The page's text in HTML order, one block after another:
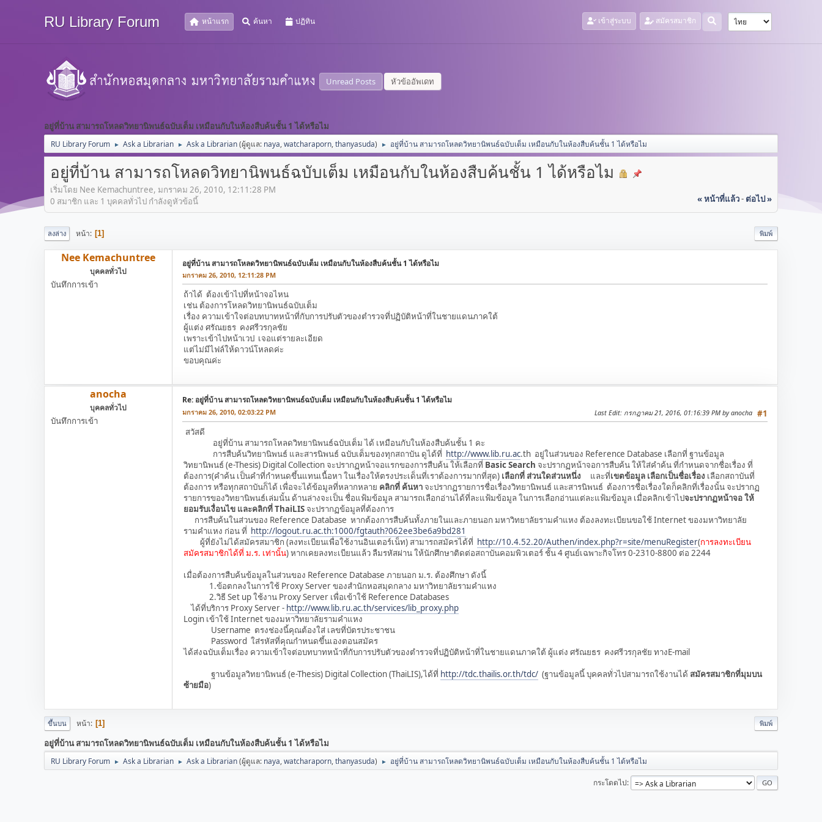
RU Library Forum หน้าแรก ค้นหา ปฏิทิน เข้าสู่ระบบ สมัครสมาชิก
Unread Posts หัวข้ออัพเดท
อยู่ที่บ้าน สามารถโหลดวิทยานิพนธ์ฉบับเต็ม เหมือนกับในห้องสืบค้นชั้น 1 ได้หรือไม
RU Library Forum ► Ask a Librarian ► Ask a Librarian(ผู้ดูแล: naya,watcharaporn,thanyasuda) ► อยู่ที่บ้าน สามารถโหลดวิทยานิพนธ์ฉบับเต็ม เหมือนกับในห้องสืบค้นชั้น 1 ได้หรือไม
อยู่ที่บ้าน สามารถโหลดวิทยานิพนธ์ฉบับเต็ม เหมือนกับในห้องสืบค้นชั้น 1 ได้หรือไม
เริ่มโดย Nee Kemachuntree, มกราคม 26, 2010, 12:11:28 PM
« หน้าที่แล้ว- ต่อไป »
0 สมาชิก และ 1 บุคคลทั่วไป กำลังดูหัวข้อนี้
พิมพ์
ลงล่าง หน้า 1
Nee Kemachuntree
บุคคลทั่วไป
บันทึกการเข้า
อยู่ที่บ้าน สามารถโหลดวิทยานิพนธ์ฉบับเต็ม เหมือนกับในห้องสืบค้นชั้น 1 ได้หรือไม
มกราคม 26, 2010, 12:11:28 PM
ถ้าได้ ต้องเข้าไปที่หน้าจอไหน
เช่น ต้องการโหลดวิทยานิพนธ์ฉบับเต็ม
เรื่อง ความเข้าใจต่อบทบาทหน้าที่กับการปรับตัวของตำรวจที่ปฏิบัติหน้าที่ในชายแดนภาคใต้
ผู้แต่ง ศรัณยธร คงศรีวรกุลชัย
เพราะเข้าไปหน้าเวป เจอแต่รายละเอียด
แต่ไม่มีไฟล์ให้ดาวน์โหลดค่ะ
ขอบคุณค่ะ
anocha
บุคคลทั่วไป
บันทึกการเข้า
Re: อยู่ที่บ้าน สามารถโหลดวิทยานิพนธ์ฉบับเต็ม เหมือนกับในห้องสืบค้นชั้น 1 ได้หรือไม
#1
มกราคม 26, 2010, 02:03:22 PM Last Edit: กรกฎาคม 21, 2016, 01:16:39 PM by anocha
สวัสดี
อยู่ที่บ้าน สามารถโหลดวิทยานิพนธ์ฉบับเต็ม ได้ เหมือนกับในห้องสืบค้นชั้น 1 คะ
การสืบค้นวิทยานิพนธ์ และสารนิพนธ์ ฉบับเต็มของทุกสถาบัน ดูได้ที่ http://www.lib.ru.ac.th อยู่ในส่วนของ Reference Database เลือกที่ ฐานข้อมูล
วิทยานิพนธ์ (e-Thesis) Digital Collection จะปรากฏหน้าจอแรกของการสืบค้น ให้เลือกที่ Basic Search จะปรากฏหน้าจอการสืบค้น ให้ใส่คำค้น ที่กำหนดจากชื่อเรื่อง ที่
ต้องการ(คำค้น เป็นคำที่กำหนดขึ้นแทนเนื้อหา ในเรื่องให้ตรงประเด็นที่เราต้องการมากที่สุด) เลือกที่ ส่วนใดส่วนหนึ่ง และที่เขตข้อมูล เลือกเป็นชื่อเรื่อง เลือกสถาบันที่
ต้องการ หรือทุกสถาบันก็ได้ เพื่อจะได้ข้อมูลที่หลากหลาย คลิกที่ ค้นหา จะปรากฏรายการชื่อเรื่องวิทยานิพนธ์ และสารนิพนธ์ ต้องการชื่อเรื่องใดก็คลิกที่เรื่องนั้น จะปรากฏ
รายการของวิทยานิพนธ์เล่มนั้น ด้านล่างจะเป็น ชื่อแฟ้มข้อมูล สามารถเลือกอ่านได้ที่ละแฟ้มข้อมูล ในการเลือกอ่านแต่ละแฟ้มข้อมูล เมื่อคลิกเข้าไปจะปรากฏหน้าจอ ให้
ยอมรับเงื่อนไข และคลิกที่ ThaiLIS จะปรากฏข้อมูลที่ต้องการ
การสืบค้นในส่วนของ Reference Database หากต้องการสืบค้นทั้งภายในและภายนอก มหาวิทยาลัยรามคำแหง ต้องลงทะเบียนขอใช้ Internet ของมหาวิทยาลัย
รามคำแหง ก่อน ที่ http://logout.ru.ac.th:1000/fgtauth?062ee3be6a9bd281
ผู้ที่ยังไม่ได้สมัครสมาชิก (ลงทะเบียนเพื่อใช้งานอินเตอร์เน็ท) สามารถสมัครได้ที่ http://10.4.52.20/Authen/index.php?r=site/menuRegister(การลงทะเบียน
สมัครสมาชิกได้ที่ ม.ร. เท่านั้น) หากเคยลงทะเบียนแล้ว ลืมรหัสผ่าน ให้นักศึกษาติดต่อสถาบันคอมพิวเตอร์ ชั้น 4 ศูนย์เฉพาะกิจโทร 0-2310-8800 ต่อ 2244
เมื่อต้องการสืบค้นข้อมูลในส่วนของ Reference Database ภายนอก ม.ร. ต้องศึกษา ดังนี้
1.ข้อตกลงในการใช้ Proxy Server ของสำนักหอสมุดกลาง มหาวิทยาลัยรามคำแหง
2.วิธี Set up ใช้งาน Proxy Server เพื่อเข้าใช้ Reference Databases
ได้ที่บริการ Proxy Server - http://www.lib.ru.ac.th/services/lib_proxy.php
Login เข้าใช้ Internet ของมหาวิทยาลัยรามคำแหง
Username ตรงช่องนี้คุณต้องใส่ เลขที่บัตรประชาชน
Password ใส่รหัสที่คุณกำหนดขึ้นเองตอนสมัคร
ได้ส่งฉบับเต็มเรื่อง ความเข้าใจต่อบทบาทหน้าที่กับการปรับตัวของตำรวจที่ปฏิบัติหน้าที่ในชายแดนภาคใต้ ผู้แต่ง ศรัณยธร คงศรีวรกุลชัย ทางE-mail
ฐานข้อมูลวิทยานิพนธ์ (e-Thesis) Digital Collection (ThaiLIS),ได้ที่ http://tdc.thailis.or.th/tdc/ (ฐานข้อมูลนี้ บุคคลทั่วไปสามารถใช้งานได้ สมัครสมาชิกที่มุมบน
ซ้ายมือ)
พิมพ์
ขึ้นบน หน้า 1
อยู่ที่บ้าน สามารถโหลดวิทยานิพนธ์ฉบับเต็ม เหมือนกับในห้องสืบค้นชั้น 1 ได้หรือไม
RU Library Forum ► Ask a Librarian ► Ask a Librarian(ผู้ดูแล: naya,watcharaporn,thanyasuda) ► อยู่ที่บ้าน สามารถโหลดวิทยานิพนธ์ฉบับเต็ม เหมือนกับในห้องสืบค้นชั้น 1 ได้หรือไม
กระโดดไป